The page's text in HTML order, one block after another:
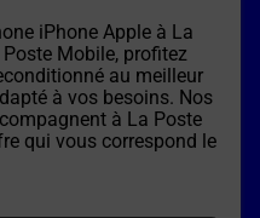
iPhone Apple à La
Poste Mobile, profitez
au meilleur
à vos besoins. Nos
à La Poste
qui vous correspond le